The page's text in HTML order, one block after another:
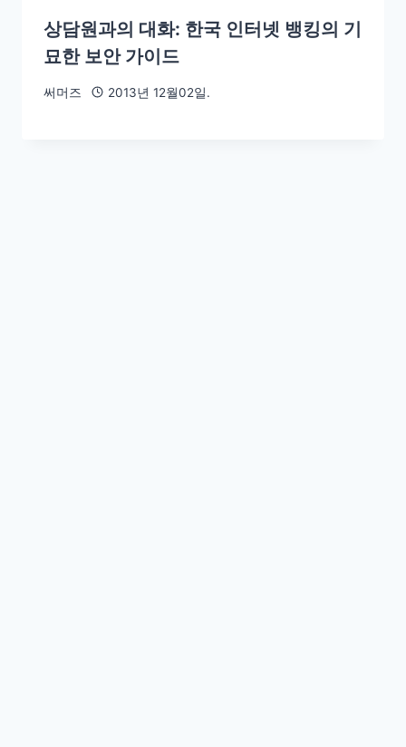
상담원과의 대화: 한국 인터넷 뱅킹의 기
묘한 보안 가이드
써머즈 2013년 12월02일.